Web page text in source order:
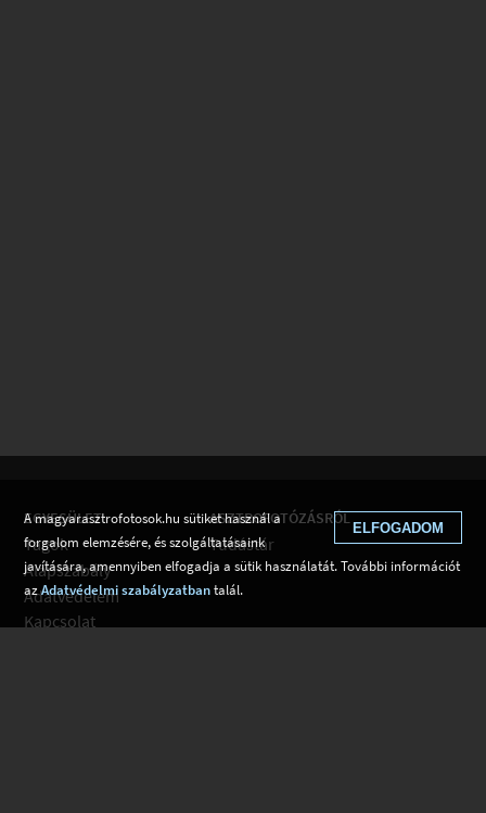
EGYESÜLET
Tagok
Alapszabály
Adatvédelem
Kapcsolat
ASZTROFOTÓZÁSRÓL
Tudástár
ELFOGADOM
A magyarasztrofotosok.hu sütiket használ a
forgalom elemzésére, és szolgáltatásaink
javítására, amennyiben elfogadja a sütik használatát. További információt
azAdatvédelmi szabályzatbantalál.